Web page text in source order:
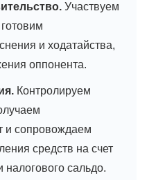
Участвуем
и ходатайства,
оппонента.
Контролируем
и сопровождаем
средств на счет
налогового сальдо.